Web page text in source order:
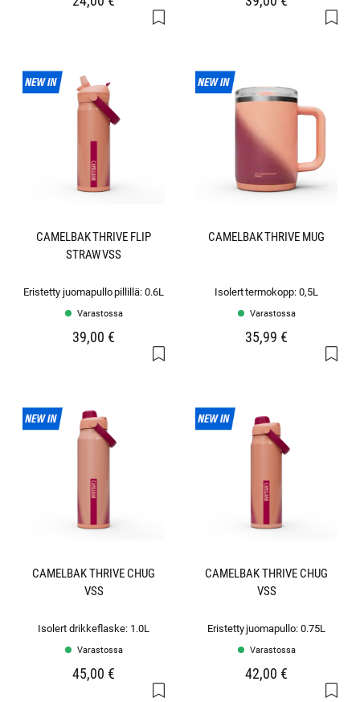
CAMELBAK THRIVE FLIP
STRAW VSS
Eristetty juomapullo pillillä: 0.6L
Varastossa
39,00 €
CAMELBAK THRIVE MUG
Isolert termokopp: 0,5L
Varastossa
35,99 €
CAMELBAK THRIVE CHUG
VSS
Isolert drikkeflaske: 1.0L
Varastossa
45,00 €
CAMELBAK THRIVE CHUG
VSS
Eristetty juomapullo: 0.75L
Varastossa
42,00 €